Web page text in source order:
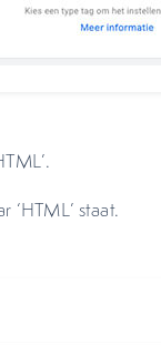
staat.